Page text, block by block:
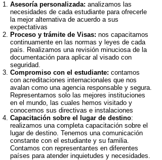
Asesoría personalizada: analizamos las
necesidades de cada estudiante para ofrecerle
la mejor alternativa de acuerdo a sus
expectativas
Proceso y trámite de Visas: nos capacitamos
continuamente en las normas y leyes de cada
país. Realizamos una revisión minuciosa de la
documentación para aplicar al visado con
seguridad.
Compromiso con el estudiante: contamos
con acreditaciones internacionales que nos
avalan como una agencia responsable y segura.
Representamos solo las mejores instituciones
en el mundo, las cuales hemos visitado y
conocemos sus directivas e instalaciones
Capacitación sobre el lugar de destino:
realizamos una completa capacitación sobre el
lugar de destino. Tenemos una comunicación
constante con el estudiante y su familia.
Contamos con representantes en diferentes
países para atender inquietudes y necesidades.